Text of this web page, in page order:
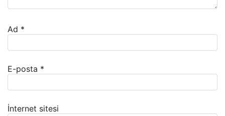
Ad *
E-posta *
İnternet sitesi